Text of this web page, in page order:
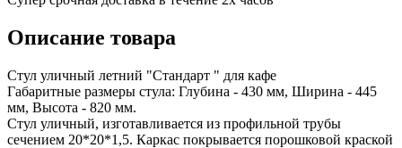
Описание товара
Стул уличный летний "Стандарт " для кафе
Габаритные размеры стула: Глубина - 430 мм, Ширина - 445
мм, Высота - 820 мм.
Стул уличный, изготавливается из профильной трубы
сечением 20*20*1,5. Каркас покрывается порошковой краской